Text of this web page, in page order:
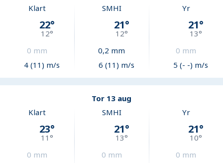
Klart
22°
12°
0 mm
4 (11) m/s
SMHI
21°
12°
0,2 mm
6 (11) m/s
Yr
21°
13°
0 mm
5 (- -) m/s
Tor 13 aug
Klart
23°
11°
0 mm
SMHI
21°
13°
0 mm
Yr
21°
10°
0 mm